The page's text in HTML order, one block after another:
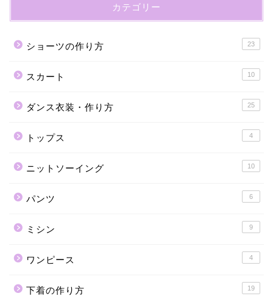
カテゴリー
ショーツの作り方 23
スカート 10
ダンス衣装・作り方 25
トップス 4
ニットソーイング 10
パンツ 6
ミシン 9
ワンピース 4
下着の作り方 19